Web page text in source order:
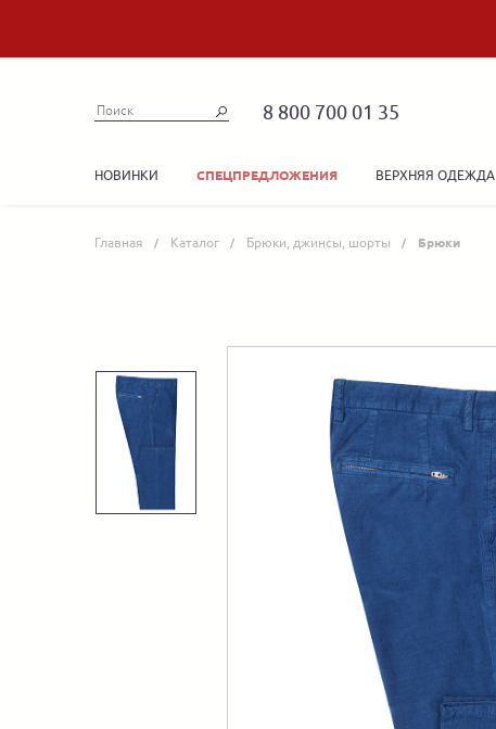
8 800 700 01 35
НОВИНКИ СПЕЦПРЕДЛОЖЕНИЯ ВЕРХНЯЯ ОДЕЖДА
Главная Каталог Брюки, джинсы, шорты Брюки